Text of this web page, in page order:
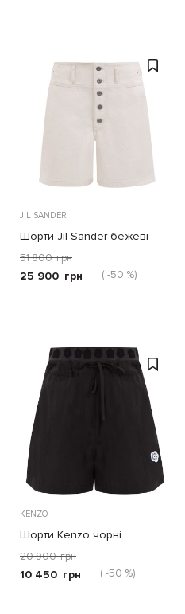
JIL SANDER
Шорти Jil Sander бежеві
51 800 грн
25 900 грн ( -50 %)
KENZO
Шорти Kenzo чорні
20 900 грн
10 450 грн ( -50 %)